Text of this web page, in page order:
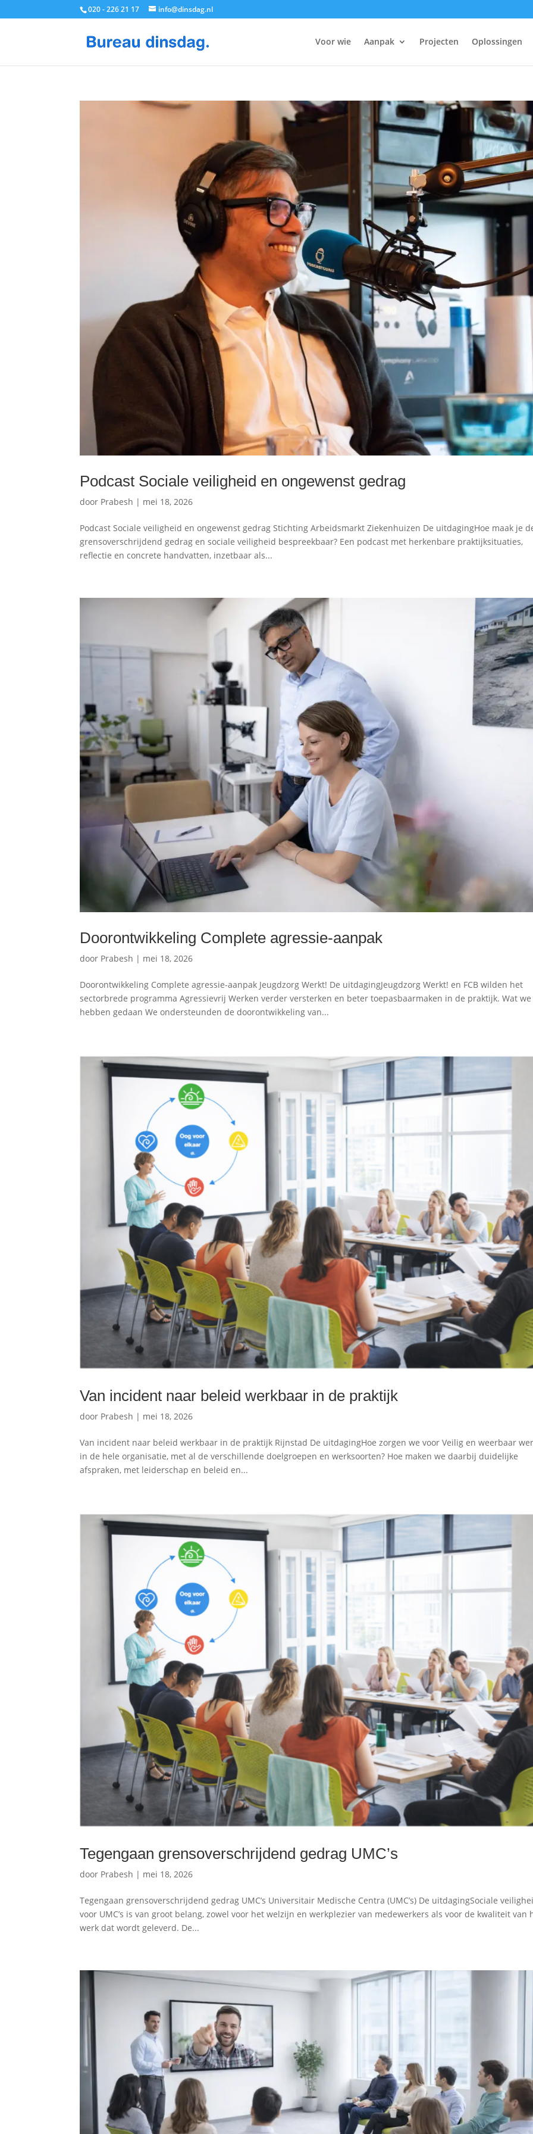
020 - 226 21 17 info@dinsdag.nl
Voor wie Aanpak Projecten Oplossingen
Podcast Sociale veiligheid en ongewenst gedrag
door Prabesh | mei 18, 2026
Podcast Sociale veiligheid en ongewenst gedrag Stichting Arbeidsmarkt Ziekenhuizen De uitdagingHoe maak je
grensoverschrijdend gedrag en sociale veiligheid bespreekbaar? Een podcast met herkenbare praktijksituaties,
reflectie en concrete handvatten, inzetbaar als...
Doorontwikkeling Complete agressie-aanpak
door Prabesh | mei 18, 2026
Doorontwikkeling Complete agressie-aanpak Jeugdzorg Werkt! De uitdagingJeugdzorg Werkt! en FCB wilden het
sectorbrede programma Agressievrij Werken verder versterken en beter toepasbaarmaken in de praktijk. Wat we
hebben gedaan We ondersteunden de doorontwikkeling van...
Van incident naar beleid werkbaar in de praktijk
door Prabesh | mei 18, 2026
Van incident naar beleid werkbaar in de praktijk Rijnstad De uitdagingHoe zorgen we voor Veilig en weerbaar
in de hele organisatie, met al de verschillende doelgroepen en werksoorten? Hoe maken we daarbij duidelijke
afspraken, met leiderschap en beleid en...
Tegengaan grensoverschrijdend gedrag UMC’s
door Prabesh | mei 18, 2026
Tegengaan grensoverschrijdend gedrag UMC’s Universitair Medische Centra (UMC’s) De uitdagingSociale
voor UMC’s is van groot belang, zowel voor het welzijn en werkplezier van medewerkers als voor de kwaliteit van
werk dat wordt geleverd. De...